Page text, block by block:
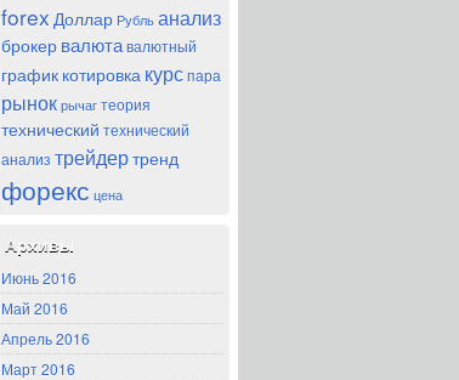
forex Доллар Рубль анализ
брокер валютавалютный
график котировка курспара
рынок рычаг теория
технический технический
анализ трейдертренд
форекс цена
Архивы
Июнь 2016
Май 2016
Апрель 2016
Март 2016